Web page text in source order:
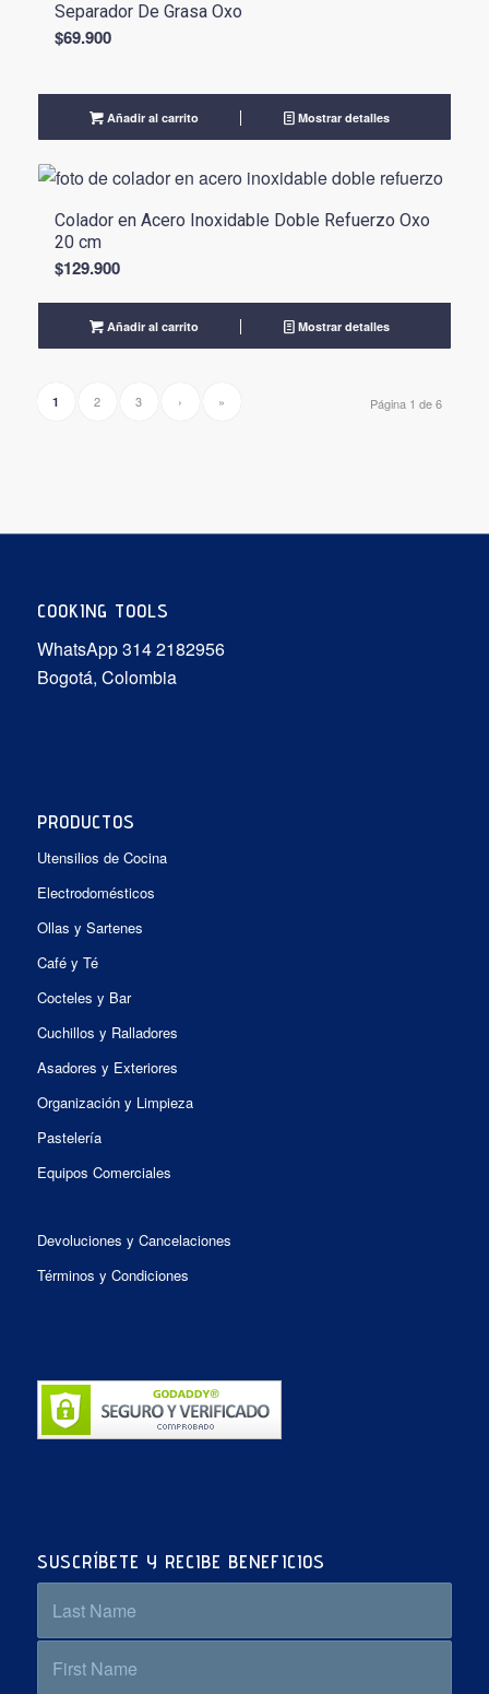
Separador De Grasa Oxo
$69.900
Añadir al carrito Mostrar detalles
Colador en Acero Inoxidable Doble Refuerzo Oxo
20 cm
$129.900
Añadir al carrito Mostrar detalles
Página 1 de 6
1 2 3 › »
COOKING TOOLS
WhatsApp 314 2182956
Bogotá, Colombia
PRODUCTOS
Utensilios de Cocina
Electrodomésticos
Ollas y Sartenes
Café y Té
Cocteles y Bar
Cuchillos y Ralladores
Asadores y Exteriores
Organización y Limpieza
Pastelería
Equipos Comerciales
Devoluciones y Cancelaciones
Términos y Condiciones
SUSCRÍBETE Y RECIBE BENEFICIOS